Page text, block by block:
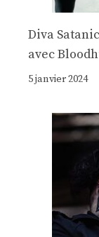
Diva
avec
5 janvier 2024